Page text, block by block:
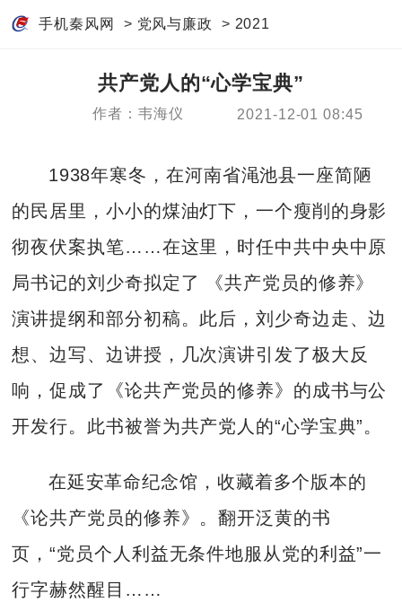
手机秦风网 > 党风与廉政 > 2021
共产党人的“心学宝典”
作者：韦海仪 2021-12-01 08:45
1938年寒冬，在河南省渑池县一座简陋
的民居里，小小的煤油灯下，一个瘦削的身影
彻夜伏案执笔……在这里，时任中共中央中原
局书记的刘少奇拟定了 《共产党员的修养》
演讲提纲和部分初稿。此后，刘少奇边走、边
想、边写、边讲授，几次演讲引发了极大反
响，促成了《论共产党员的修养》的成书与公
开发行。此书被誉为共产党人的“心学宝典”。
在延安革命纪念馆，收藏着多个版本的
《论共产党员的修养》。翻开泛黄的书
页，“党员个人利益无条件地服从党的利益”一
行字赫然醒目……